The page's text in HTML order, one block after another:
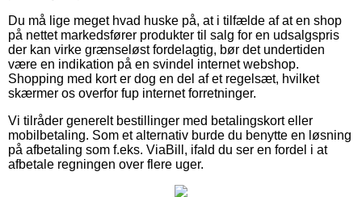
Du må lige meget hvad huske på, at i tilfælde af at en shop
på nettet markedsfører produkter til salg for en udsalgspris
der kan virke grænseløst fordelagtig, bør det undertiden
være en indikation på en svindel internet webshop.
Shopping med kort er dog en del af et regelsæt, hvilket
skærmer os overfor fup internet forretninger.
Vi tilråder generelt bestillinger med betalingskort eller
mobilbetaling. Som et alternativ burde du benytte en løsning
på afbetaling som f.eks. ViaBill, ifald du ser en fordel i at
afbetale regningen over flere uger.